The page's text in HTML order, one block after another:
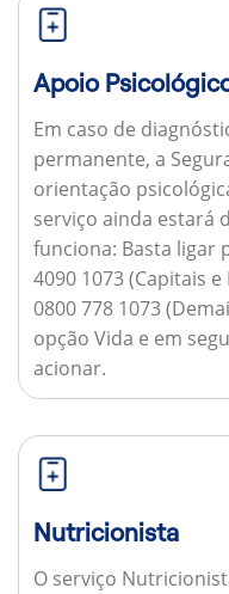
Apoio
Em caso de
permanente, a
orientação
serviço ainda estará
funciona: Basta ligar
4090 1073 (Capitais
0800 778 1073
opção Vida e em
acionar.
Nutricionista
O serviço